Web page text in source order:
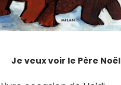
Je veux voir le Père Noël